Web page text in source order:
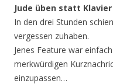
Jude üben statt Klavier
In den drei Stunden
vergessen zuhaben.
Jenes Feature war
merkwürdigen
einzupassen…